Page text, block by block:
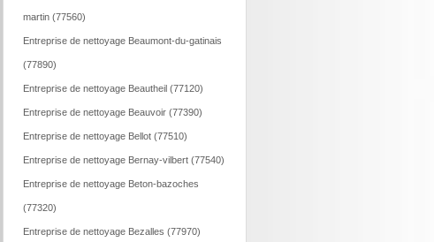
martin (77560)
Entreprise de nettoyage Beaumont-du-gatinais
(77890)
Entreprise de nettoyage Beautheil (77120)
Entreprise de nettoyage Beauvoir (77390)
Entreprise de nettoyage Bellot (77510)
Entreprise de nettoyage Bernay-vilbert (77540)
Entreprise de nettoyage Beton-bazoches
(77320)
Entreprise de nettoyage Bezalles (77970)